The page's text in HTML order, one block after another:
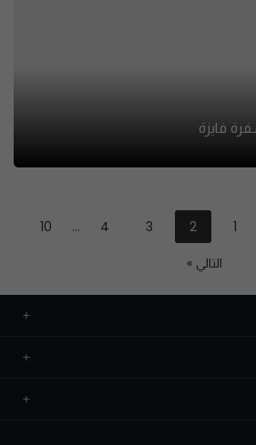
1
2
3
4
…
10
التالي »